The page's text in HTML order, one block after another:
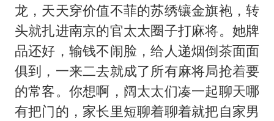
龙，天天穿价值不菲的苏绣镶金旗袍，转
头就扎进南京的官太太圈子打麻将。她牌
品还好，输钱不闹脸，给人递烟倒茶面面
俱到，一来二去就成了所有麻将局抢着要
的常客。你想啊，阔太太们凑一起聊天哪
有把门的，家长里短聊着聊着就把自家男